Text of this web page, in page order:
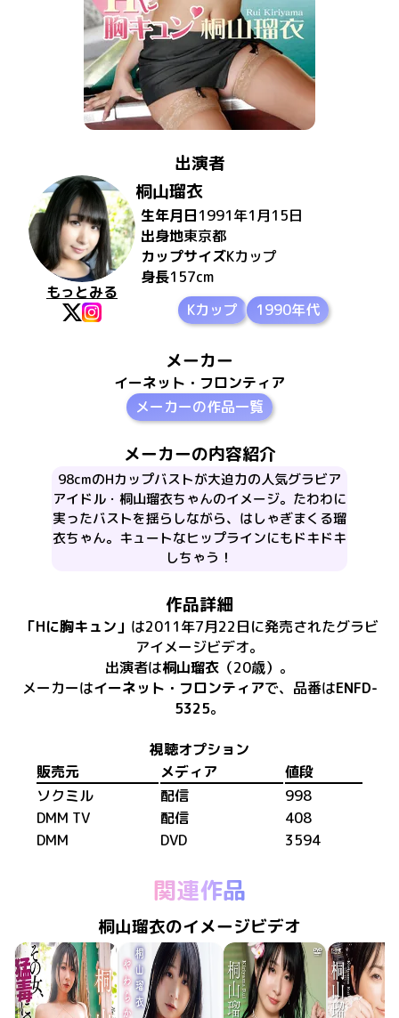
出演者
もっとみる
桐山瑠衣
生年月日1991年1月15日
出身地東京都
カップサイズKカップ
身長157cm
Kカップ
1990年代
メーカー
イーネット・フロンティア
メーカーの作品一覧
メーカーの内容紹介
98cmのHカップバストが大迫力の人気グラビア
アイドル・桐山瑠衣ちゃんのイメージ。たわわに
実ったバストを揺らしながら、はしゃぎまくる瑠
衣ちゃん。キュートなヒップラインにもドキドキ
しちゃう！
作品詳細
「Hに胸キュン 」 は2011年7月22日に発売されたグラビ
アイメージビデオ。
出演者は桐山瑠衣 （20歳） 。
メーカーはイーネット・フロンティアで、​ 品番はENFD-
5325。
視聴オプション
販売元
メディア
値段
ソクミル
配信
998
DMM TV
配信
408
DMM
DVD 3594
関連作品
桐山瑠衣のイメージビデオ